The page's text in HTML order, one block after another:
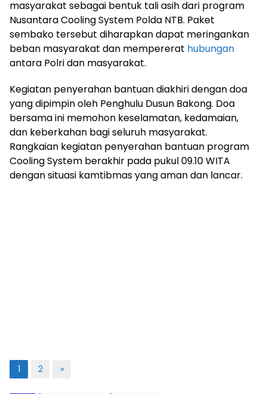
masyarakat sebagai bentuk tali asih dari program
Nusantara Cooling System Polda NTB. Paket
sembako tersebut diharapkan dapat meringankan
beban masyarakat dan mempererat hubungan
antara Polri dan masyarakat.
Kegiatan penyerahan bantuan diakhiri dengan doa
yang dipimpin oleh Penghulu Dusun Bakong. Doa
bersama ini memohon keselamatan, kedamaian,
dan keberkahan bagi seluruh masyarakat.
Rangkaian kegiatan penyerahan bantuan program
Cooling System berakhir pada pukul 09.10 WITA
dengan situasi kamtibmas yang aman dan lancar.
1 2 »